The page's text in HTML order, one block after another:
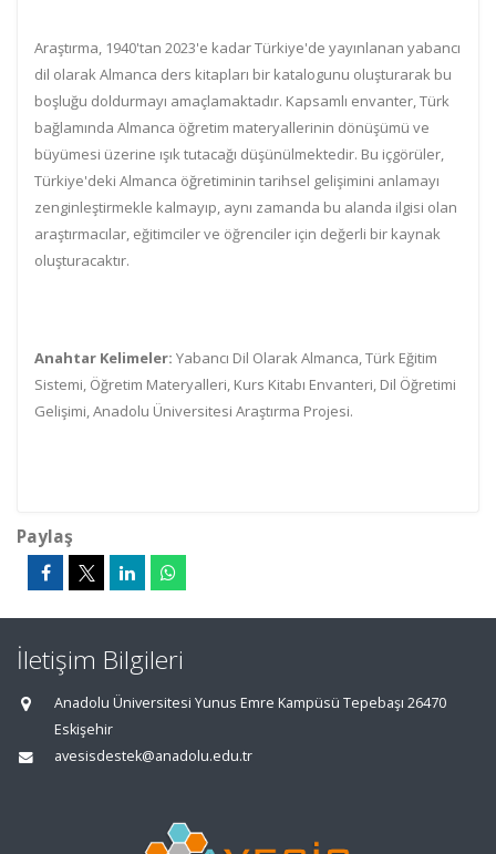
Araştırma, 1940'tan 2023'e kadar Türkiye'de yayınlanan yabancı
dil olarak Almanca ders kitapları bir katalogunu oluşturarak bu
boşluğu doldurmayı amaçlamaktadır. Kapsamlı envanter, Türk
bağlamında Almanca öğretim materyallerinin dönüşümü ve
büyümesi üzerine ışık tutacağı düşünülmektedir. Bu içgörüler,
Türkiye'deki Almanca öğretiminin tarihsel gelişimini anlamayı
zenginleştirmekle kalmayıp, aynı zamanda bu alanda ilgisi olan
araştırmacılar, eğitimciler ve öğrenciler için değerli bir kaynak
oluşturacaktır.
Anahtar Kelimeler: Yabancı Dil Olarak Almanca, Türk Eğitim
Sistemi, Öğretim Materyalleri, Kurs Kitabı Envanteri, Dil Öğretimi
Gelişimi, Anadolu Üniversitesi Araştırma Projesi.
Paylaş
İletişim Bilgileri
Anadolu Üniversitesi Yunus Emre Kampüsü Tepebaşı 26470
Eskişehir
avesisdestek@anadolu.edu.tr